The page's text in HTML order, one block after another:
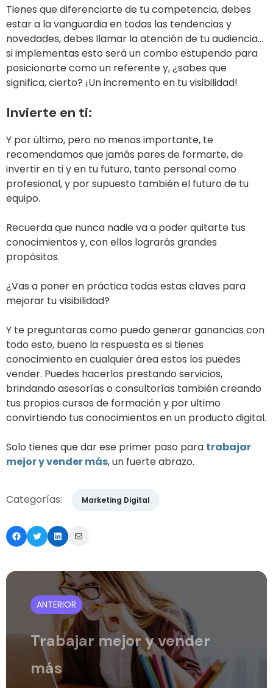
Tienes que diferenciarte de tu competencia, debes
estar a la vanguardia en todas las tendencias y
novedades, debes llamar la atención de tu audiencia…
si implementas esto será un combo estupendo para
posicionarte como un referente y, ¿sabes que
significa, cierto? ¡Un incremento en tu visibilidad!
Invierte en ti:
Y por último, pero no menos importante, te
recomendamos que jamás pares de formarte, de
invertir en ti y en tu futuro, tanto personal como
profesional, y por supuesto también el futuro de tu
equipo.
Recuerda que nunca nadie va a poder quitarte tus
conocimientos y, con ellos lograrás grandes
propósitos.
¿Vas a poner en práctica todas estas claves para
mejorar tu visibilidad?
Y te preguntaras como puedo generar ganancias con
todo esto, bueno la respuesta es si tienes
conocimiento en cualquier área estos los puedes
vender. Puedes hacerlos prestando servicios,
brindando asesorías o consultorías también creando
tus propios cursos de formación y por ultimo
convirtiendo tus conocimientos en un producto digital.
Solo tienes que dar ese primer paso para trabajar
mejor y vender más, un fuerte abrazo.
Categorías: Marketing Digital
ANTERIOR
Trabajar mejor y vender
más